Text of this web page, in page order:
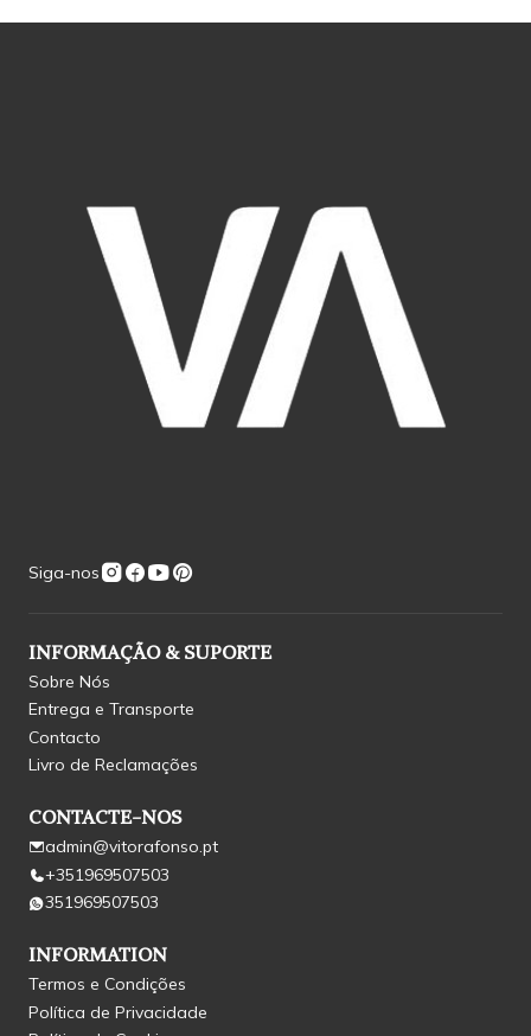
Siga-nos
INFORMAÇÃO & SUPORTE
Sobre Nós
Entrega e Transporte
Contacto
Livro de Reclamações
CONTACTE-NOS
admin@vitorafonso.pt
+351969507503
351969507503
INFORMATION
Termos e Condições
Política de Privacidade